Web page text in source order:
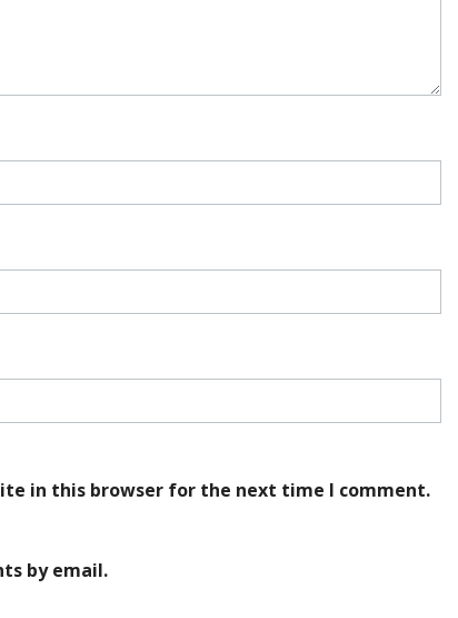
in this browser for the next time I comment.
by email.